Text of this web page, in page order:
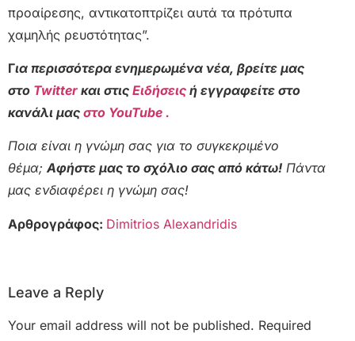
προαίρεσης, αντικατοπτρίζει αυτά τα πρότυπα
χαμηλής ρευστότητας”.
Για περισσότερα ενημερωμένα νέα, βρείτε μας
στο Twitter και στις Ειδήσεις ή εγγραφείτε στο
κανάλι μας στο YouTube .
Ποια είναι η γνώμη σας για το συγκεκριμένο
θέμα;Αφήστε μας το σχόλιο σας από κάτω! Πάντα
μας ενδιαφέρει η γνώμη σας!
Αρθρογράφος: Dimitrios Alexandridis
Leave a Reply
Your email address will not be published. Required